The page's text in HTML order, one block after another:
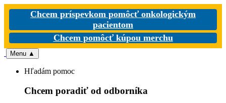
Chcem príspevkom pomôcť onkologickým
pacientom
Chcem pomôcť kúpou merchu
Menu ▲
Hľadám pomoc
Chcem poradiť od odborníka